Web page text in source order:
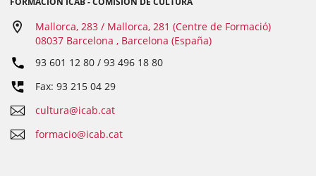
Mallorca, 283 / Mallorca, 281 (Centre de Formació)
08037 Barcelona , Barcelona (España)
93 601 12 80 / 93 496 18 80
Fax: 93 215 04 29
cultura@icab.cat
formacio@icab.cat